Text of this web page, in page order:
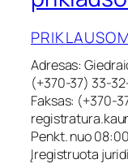
i
g
ų
c
e
n
t
r
a
s
u
o
p
s
k
r
i
t
i
Adresas:
(+370-37) 33-
Faksas: (+370-
Penkt. nuo
Įregistruota